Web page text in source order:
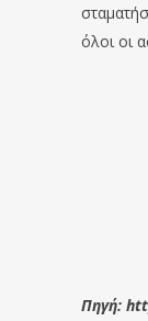
όλοι οι
Πηγή: